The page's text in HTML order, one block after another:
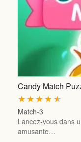
Candy Match
★
★
★
★
★
Match-3
Lancez-vous dans
amusante…